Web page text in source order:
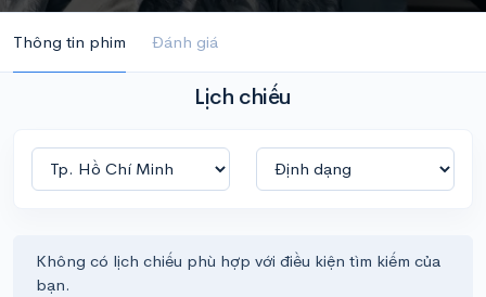
Thông tin phim Đánh giá
Lịch chiếu
Không có lịch chiếu phù hợp với điều kiện tìm kiếm của
bạn.